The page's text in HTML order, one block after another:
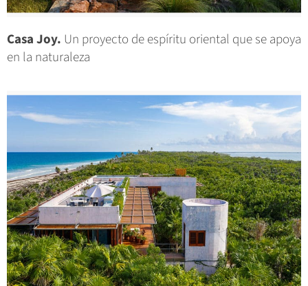
Casa Joy. Un proyecto de espíritu oriental que se apoya
en la naturaleza